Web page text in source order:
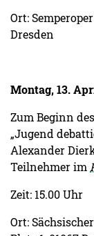
Ort:
Dresden
Montag, 13.
Zum Beginn
„Jugend
Alexander
Teilnehmer im
Zeit: 15.00 Uhr
Ort: